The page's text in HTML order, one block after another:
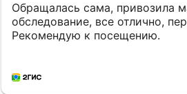
Обращалась сама, привозила
обследование, все отлично,
Рекомендую к посещению.